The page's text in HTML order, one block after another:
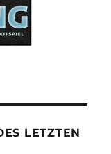
LETZTEN